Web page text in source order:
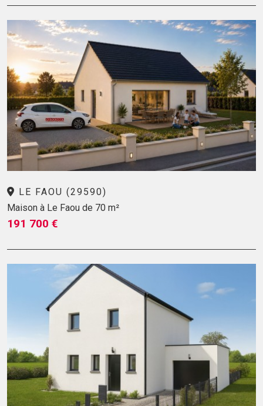
LE FAOU (29590)
Maison à Le Faou de 70 m²
191 700 €